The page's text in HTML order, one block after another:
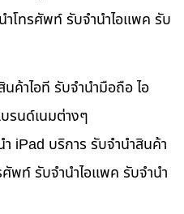
โทรศัพท์ รับจำนำไอแพค รับ
ค้าไอที รับจำนำมือถือ ไอ
รนด์เนมต่างๆ
iPad บริการ รับจำนำสินค้า
พท์ รับจำนำไอแพค รับจำนำ